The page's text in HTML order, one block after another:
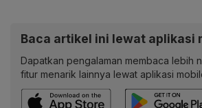
Baca artikel ini lewat aplikasi
Dapatkan pengalaman membaca lebih
fitur menarik lainnya lewat aplikasi